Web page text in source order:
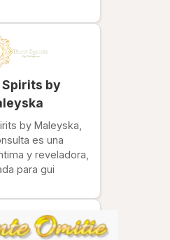
by
by Maleyska,
es una
y reveladora,
para gui